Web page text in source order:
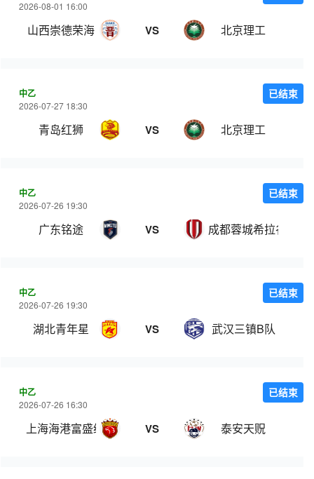
2026-08-01 16:00
山西崇德荣海 VS 北京理工
中乙
2026-07-27 18:30
青岛红狮 VS 北京理工
已结束
中乙
2026-07-26 19:30
广东铭途 VS 成都蓉城希拉谷
已结束
中乙
2026-07-26 19:30
湖北青年星 VS 武汉三镇B队
已结束
中乙
2026-07-26 16:30
上海海港富盛经开 VS 泰安天贶
已结束